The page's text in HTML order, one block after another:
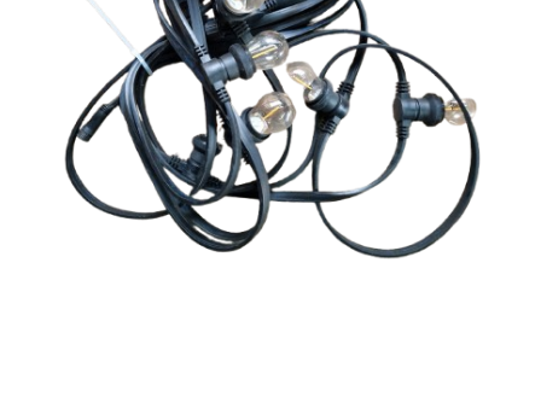
Offerte aanvraag
Privacybeleid